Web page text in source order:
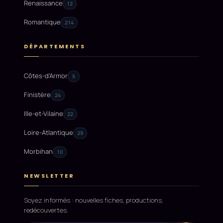
Renaissance 12
Romantique 214
DÉPARTEMENTS
Côtes-d'Armor 5
Finistère 24
Ille-et-Vilaine 22
Loire-Atlantique 29
Morbihan 10
NEWSLETTER
Soyez informés : nouvelles fiches, productions,
redécouvertes.